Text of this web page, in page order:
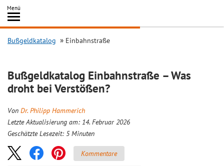
Inhalt
springen
Menü
Search
Bußgeldkatalog Einbahnstraße
Bußgeldkatalog Einbahnstraße – Was
droht bei Verstößen?
Von Dr. Philipp Hammerich
Letzte Aktualisierung am: 14. Februar 2026
Geschätzte Lesezeit: 5 Minuten
Kommentare